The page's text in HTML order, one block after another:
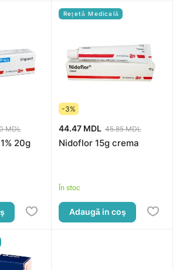
MDL
20g
Rețetă Medicală
-3%
44.47 MDL 45.85 MDL
Nidoflor 15g crema
În stoc
Adaugă in coş